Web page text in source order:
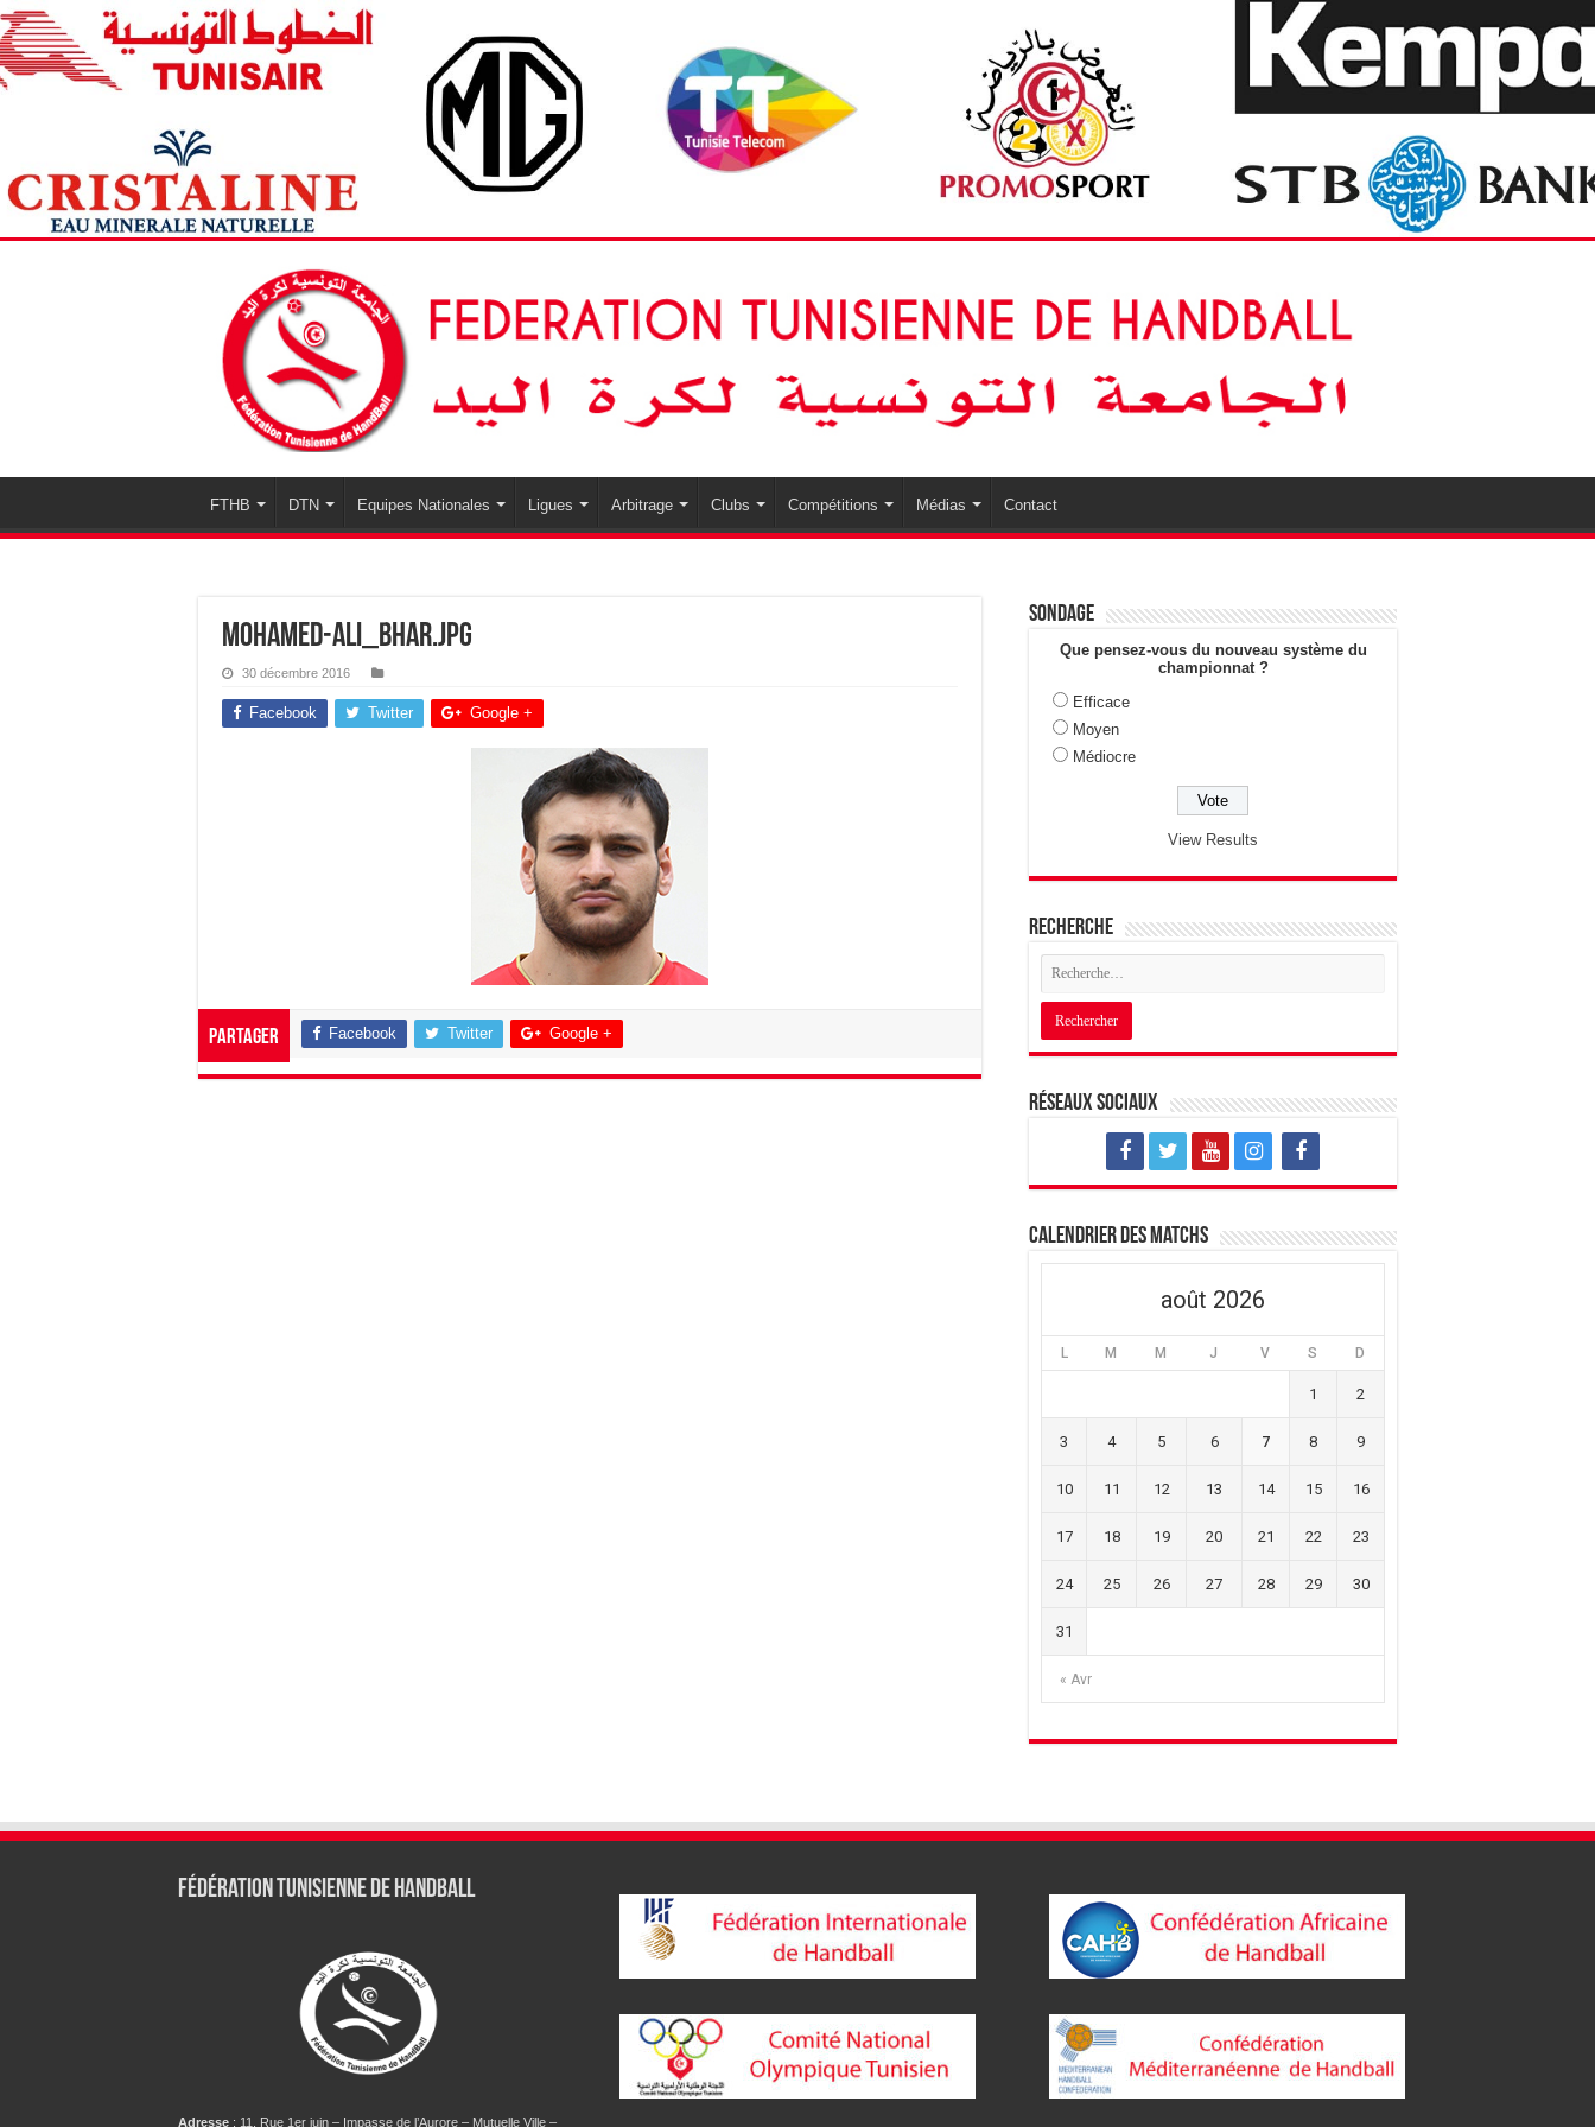
FTHB DTN Equipes Nationales Ligues Arbitrage Clubs Compétitions Médias Contact
mohamed-ali_bhar.jpg
30 décembre 2016
Facebook Twitter Google +
Partager Facebook Twitter Google +
Sondage
Que pensez-vous du nouveau système du
championnat ?
Efficace
Moyen
Médiocre
View Results
Recherche
Réseaux sociaux
Calendrier des matchs
août 2026
L M M J V S D
« Avr
1 2
3 4 5 6 7 8 9
10 11 12 13 14 15 16
17 18 19 20 21 22 23
24 25 26 27 28 29 30
31
Fédération tunisienne de Handball
Adresse: 11, Rue 1er juin – Impasse de l’Aurore – Mutuelle Ville –